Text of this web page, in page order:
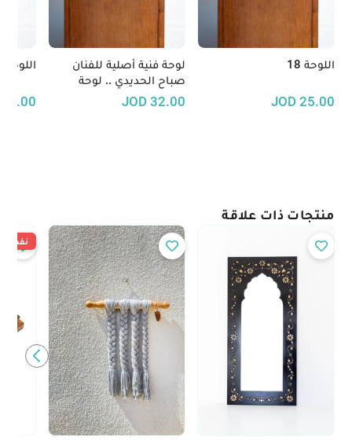
اللوحة 18
25.00
JOD
لوحة فنية أصلية للفنان
صباح الحديدي .. لوحة
مرسومة على التوال
32.00
JOD
اللوحة 20
32.00
منتجات ذات علاقة
نفدت